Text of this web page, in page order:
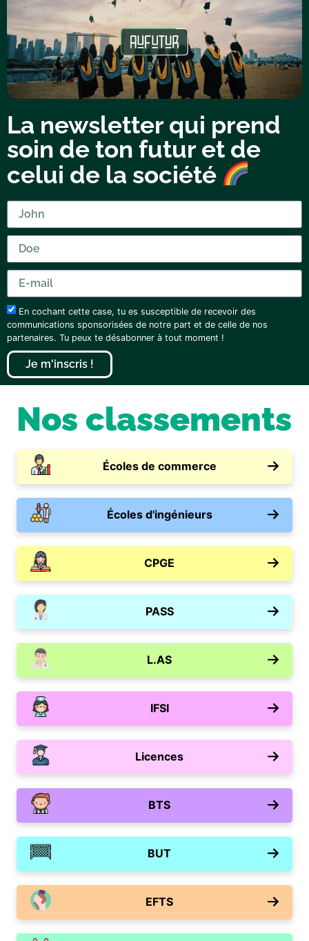
La newsletter qui prend
soin de ton futur et de
celui de la société
En cochant cette case, tu es susceptible de recevoir des
communications sponsorisées de notre part et de celle de nos
partenaires. Tu peux te désabonner à tout moment !
Je m'inscris !
Nos classements
Écoles de commerce
Écoles d'ingénieurs
CPGE
PASS
L.AS
IFSI
Licences
BTS
BUT
EFTS